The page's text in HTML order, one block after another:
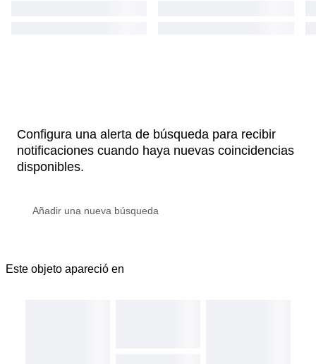
Configura una alerta de búsqueda para recibir
notificaciones cuando haya nuevas coincidencias
disponibles.
Este objeto apareció en